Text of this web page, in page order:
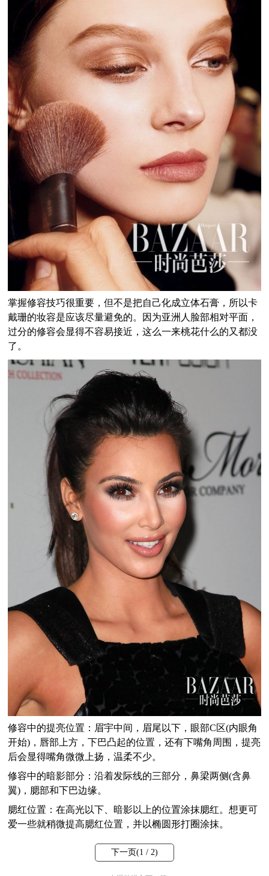
掌握修容技巧很重要，但不是把自己化成立体石膏，所以卡
戴珊的妆容是应该尽量避免的。因为亚洲人脸部相对平面，
过分的修容会显得不容易接近，这么一来桃花什么的又都没
了。
修容中的提亮位置：眉宇中间，眉尾以下，眼部C区(内眼角
开始)，唇部上方，下巴凸起的位置，还有下嘴角周围，提亮
后会显得嘴角微微上扬，温柔不少。
修容中的暗影部分：沿着发际线的三部分，鼻梁两侧(含鼻
翼)，腮部和下巴边缘。
腮红位置：在高光以下、暗影以上的位置涂抹腮红。想更可
爱一些就稍微提高腮红位置，并以椭圆形打圈涂抹。
下一页(1 / 2)